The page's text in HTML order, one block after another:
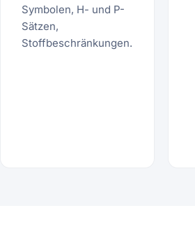
Symbolen, H- und P-
Sätzen,
Stoffbeschränkungen.